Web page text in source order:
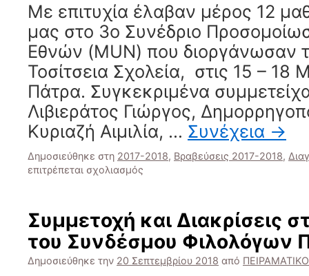
Με επιτυχία έλαβαν μέρος 12
μας στο 3ο Συνέδριο
Εθνών (MUN) που διοργάνωσαν
Τοσίτσεια Σχολεία, στις 15 – 18
Πάτρα. Συγκεκριμένα
Λιβιεράτος Γιώργος,
Κυριαζή Αιμιλία, … Συνέχεια →
Δημοσιεύθηκε στη 2017-2018, Βραβεύσεις 2017-2018,
επιτρέπεται σχολιασμός
Συνέδριο
Προσομοίωσης
Ηνωμένων
Εθνών
Συμμετοχή και Διακρίσεις
του Συνδέσμου Φιλολόγων
Δημοσιεύθηκε την 20 Σεπτεμβρίου 2018 από